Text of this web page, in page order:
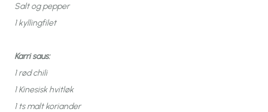
Salt og pepper
1 kyllingfilet
Karri saus:
1 rød chili
1 Kinesisk hvitløk
1 ts malt koriander